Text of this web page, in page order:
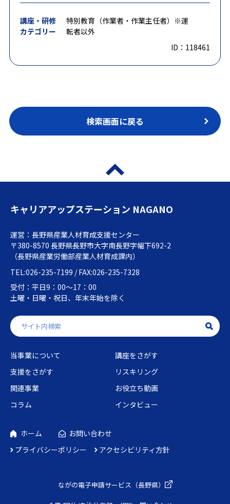
講座・研修
カテゴリー
特別教育（作業者・作業主任者）※運
転者以外
ID：118461
検索画面に戻る
キャリアアップステーション NAGANO
運営：長野県産業人材育成支援センター
〒380-8570 長野県長野市大字南長野字幅下692-2
（長野県産業労働部産業人材育成課内）
TEL:026-235-7199 / FAX:026-235-7328
受付：平日9：00～17：00
土曜・日曜・祝日、年末年始を除く
当事業について
講座をさがす
支援をさがす
リスキリング
関連事業
お役立ち動画
コラム
インタビュー
ホーム
お問い合わせ
プライバシーポリシー
アクセシビリティ方針
ながの電子申請サービス（長野県）